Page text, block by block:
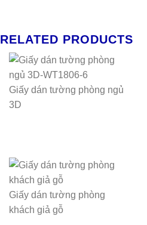
RELATED PRODUCTS
Giấy dán tường phòng ngủ
3D
Giấy dán tường phòng
khách giả gỗ